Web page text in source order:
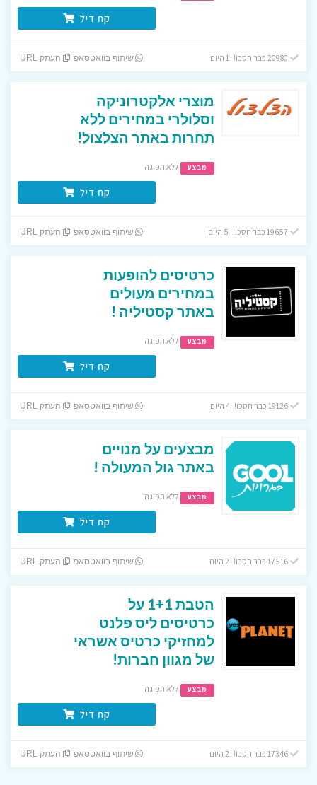
קח דיל
שיתוף בוואטסאפ העתק URL
מוצרי אלקטרוניקה
וסלולרי במחירים ללא
תחרות באתר הצלצול!
מבצע ללא תפוגה
קח דיל
שיתוף בוואטסאפ העתק URL
כרטיסים להופעות
במחירים מעולים
באתר קסטיליה !
מבצע ללא תפוגה
קח דיל
19126 כבר חסכו! 4 היום שיתוף בוואטסאפ העתק URL
מבצעים על מנויים
באתר גול המעולה !
מבצע ללא תפוגה
קח דיל
17516 כבר חסכו! 2 היום שיתוף בוואטסאפ העתק URL
הטבת 1+1 על
כרטיסים ליס פלנט
למחזיקי כרטיס אשראי
של מגוון חברות!
מבצע ללא תפוגה
קח דיל
17346 כבר חסכו! 2 היום שיתוף בוואטסאפ העתק URL